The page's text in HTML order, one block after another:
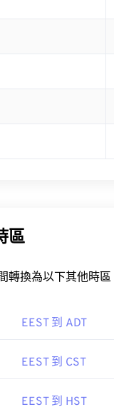
區
轉換為以下其他時區
EEST 到 ADT
EEST 到 CST
EEST 到 HST